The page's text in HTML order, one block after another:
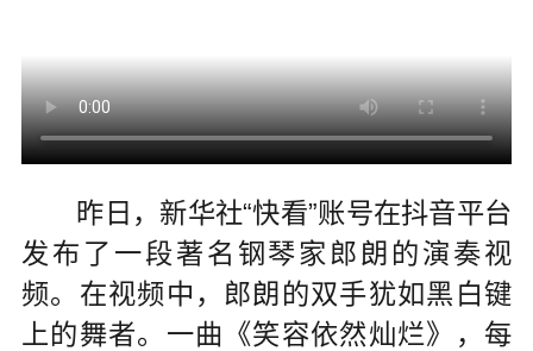
昨日，新华社“快看”账号在抖音平台
发布了一段著名钢琴家郎朗的演奏视
频。在视频中，郎朗的双手犹如黑白键
上的舞者。一曲《笑容依然灿烂》，每